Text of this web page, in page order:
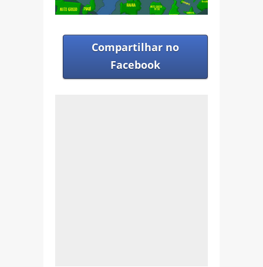
Compartilhar no
Facebook